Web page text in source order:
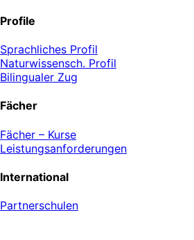
Profile
Sprachliches Profil
Naturwissensch. Profil
Bilingualer Zug
Fächer
Fächer – Kurse
Leistungsanforderungen
International
Partnerschulen